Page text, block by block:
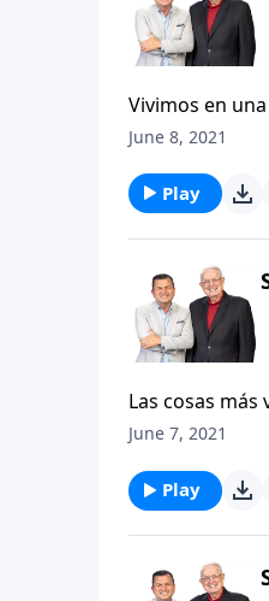
Vivimos en
todos
votamos en su
June 8, 2021
Play
Las cosas
objetos
patrones de
así: toma
June 7, 2021
Play